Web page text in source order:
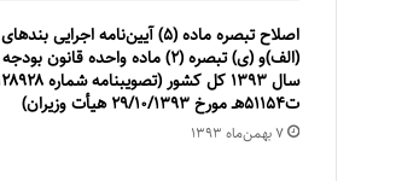
اصلاح تبصره ماده (۵) آیین‌نامه اجرایی بندهای
(الف)و (ی) تبصره (۲) ماده واحده قانون بودجه
ت۵۱۱۵۴هـ مورخ ۲۹/۱۰/۱۳۹۳ هیأت وزیران)
۷ بهمن‌ماه ۱۳۹۳